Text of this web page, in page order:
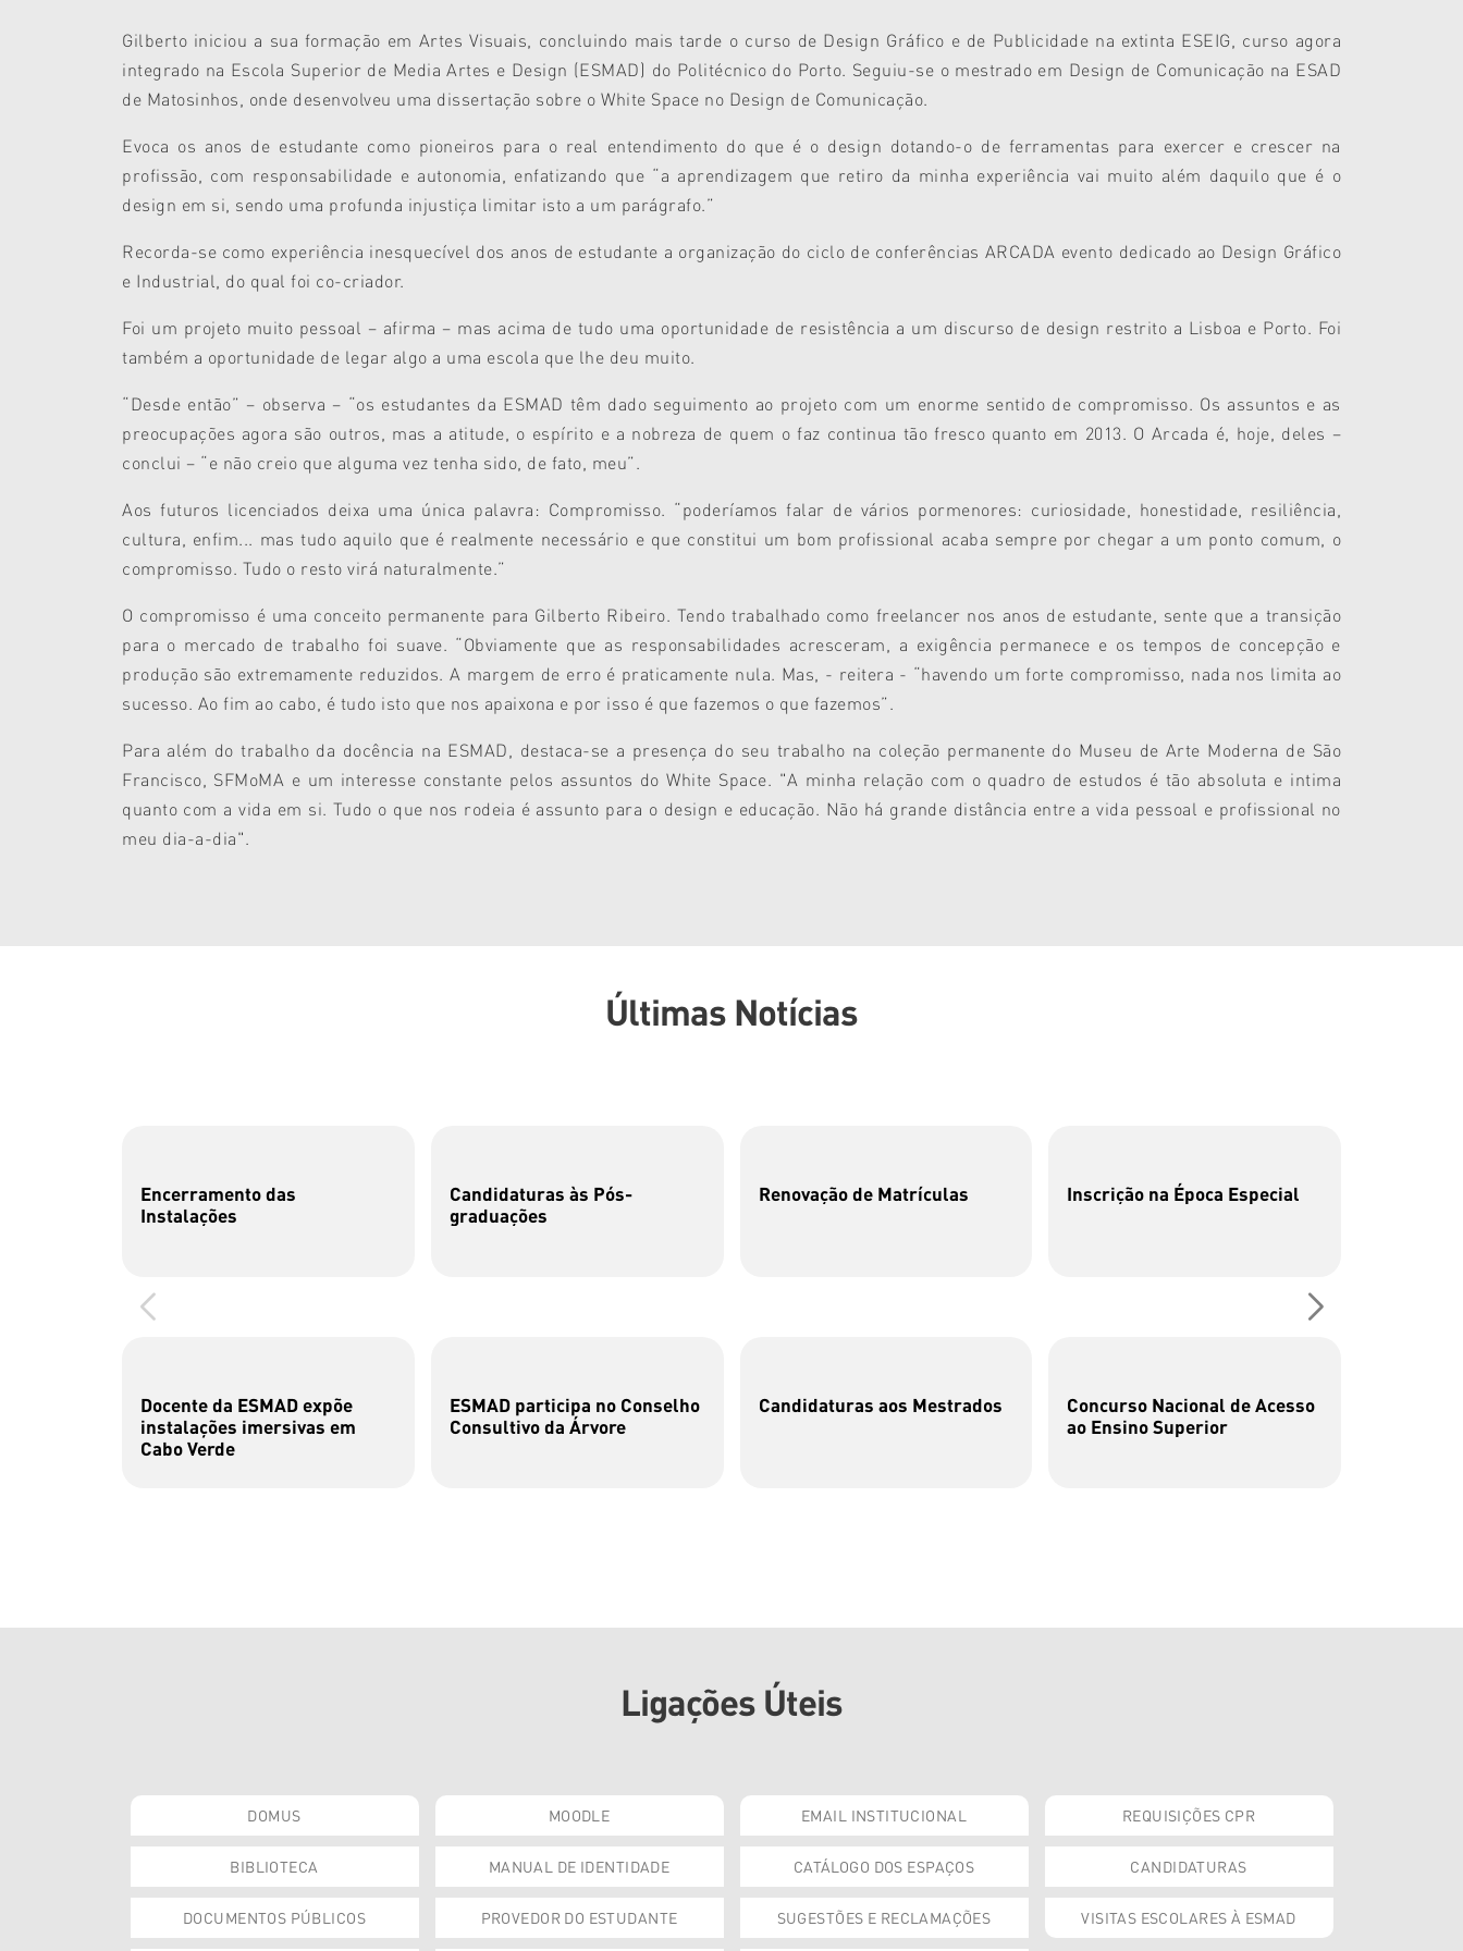
Gilberto iniciou a sua formação em Artes Visuais, concluindo mais tarde o curso de Design Gráfico e de Publicidade na extinta ESEIG, curso agora
integrado na Escola Superior de Media Artes e Design (ESMAD) do Politécnico do Porto. Seguiu-se o mestrado em Design de Comunicação na ESAD
de Matosinhos, onde desenvolveu uma dissertação sobre o White Space no Design de Comunicação.
Evoca os anos de estudante como pioneiros para o real entendimento do que é o design dotando-o de ferramentas para exercer e crescer na
profissão, com responsabilidade e autonomia, enfatizando que “a aprendizagem que retiro da minha experiência vai muito além daquilo que é o
design em si, sendo uma profunda injustiça limitar isto a um parágrafo.”
Recorda-se como experiência inesquecível dos anos de estudante a organização do ciclo de conferências ARCADA evento dedicado ao Design Gráfico
e Industrial, do qual foi co-criador.
Foi um projeto muito pessoal – afirma – mas acima de tudo uma oportunidade de resistência a um discurso de design restrito a Lisboa e Porto. Foi
também a oportunidade de legar algo a uma escola que lhe deu muito.
“Desde então” – observa – “os estudantes da ESMAD têm dado seguimento ao projeto com um enorme sentido de compromisso. Os assuntos e as
preocupações agora são outros, mas a atitude, o espírito e a nobreza de quem o faz continua tão fresco quanto em 2013. O Arcada é, hoje, deles –
conclui – “e não creio que alguma vez tenha sido, de fato, meu”.
Aos futuros licenciados deixa uma única palavra: Compromisso. “poderíamos falar de vários pormenores: curiosidade, honestidade, resiliência,
cultura, enfim... mas tudo aquilo que é realmente necessário e que constitui um bom profissional acaba sempre por chegar a um ponto comum, o
compromisso. Tudo o resto virá naturalmente.”
O compromisso é uma conceito permanente para Gilberto Ribeiro. Tendo trabalhado como freelancer nos anos de estudante, sente que a transição
para o mercado de trabalho foi suave. “Obviamente que as responsabilidades acresceram, a exigência permanece e os tempos de concepção e
produção são extremamente reduzidos. A margem de erro é praticamente nula. Mas, - reitera - “havendo um forte compromisso, nada nos limita ao
sucesso. Ao fim ao cabo, é tudo isto que nos apaixona e por isso é que fazemos o que fazemos”.
Para além do trabalho da docência na ESMAD, destaca-se a presença do seu trabalho na coleção permanente do Museu de Arte Moderna de São
Francisco, SFMoMA e um interesse constante pelos assuntos do White Space. "A minha relação com o quadro de estudos é tão absoluta e intima
quanto com a vida em si. Tudo o que nos rodeia é assunto para o design e educação. Não há grande distância entre a vida pessoal e profissional no
meu dia-a-dia".
Últimas Notícias
Encerramento das
Instalações
Candidaturas às Pós-
graduações
Renovação de Matrículas Inscrição na Época Especial
Docente da ESMAD expõe
instalações imersivas em
Cabo Verde
ESMAD participa no Conselho
Consultivo da Árvore
Candidaturas aos Mestrados
Concurso Nacional de Acesso
ao Ensino Superior
Ligações Úteis
DOMUS MOODLE EMAIL INSTITUCIONAL REQUISIÇÕES CPR
BIBLIOTECA MANUAL DE IDENTIDADE CATÁLOGO DOS ESPAÇOS CANDIDATURAS
DOCUMENTOS PÚBLICOS PROVEDOR DO ESTUDANTE SUGESTÕES E RECLAMAÇÕES VISITAS ESCOLARES À ESMAD